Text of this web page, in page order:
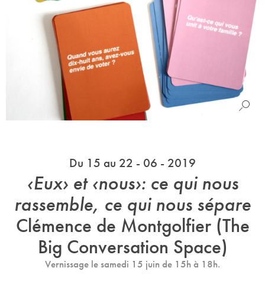
Du 15 au 22 - 06 - 2019
‹Eux› et ‹nous›: ce qui nous
rassemble, ce qui nous sépare
Clémence de Montgolfier (The
Big Conversation Space)
Vernissage le samedi 15 juin de 15h à 18h.